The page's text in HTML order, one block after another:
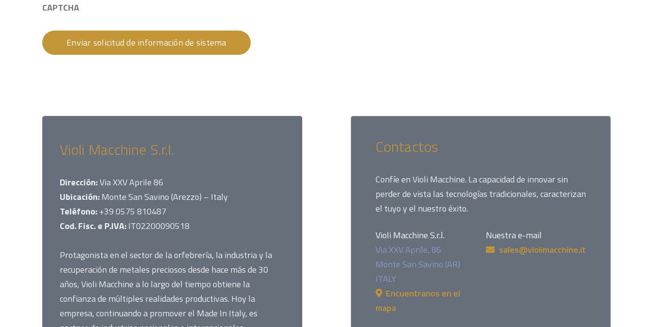
CAPTCHA
Violi Macchine S.r.l.
Dirección:Via XXV Aprile 86
Ubicación:Monte San Savino (Arezzo) – Italy
Teléfono:+39 0575 810487
Cod. Fisc. e P.IVA:IT02200090518
Protagonista en el sector de la orfebrería, la industria y la
recuperación de metales preciosos desde hace más de 30
años, Violi Macchine a lo largo del tiempo obtiene la
confianza de múltiples realidades productivas. Hoy la
empresa, continuando a promover el Made In Italy, es
Contactos
Confíe en Violi Macchine. La capacidad de innovar sin
perder de vista las tecnologías tradicionales, caracterizan
el tuyo y el nuestro éxito.
Violi Macchine S.r.l.
Via XXV Aprile, 86
Monte San Savino (AR)
ITALY
Encuentranos en el
mapa
Nuestra e-mail
sales@violimacchine.it